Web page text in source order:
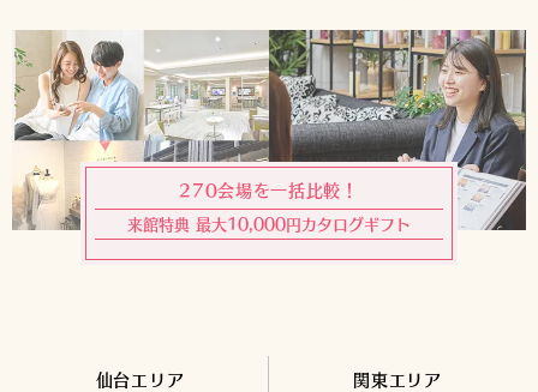
270会場を一括比較！
来館特典 最大10,000円カタログギフト
仙台エリア 関東エリア